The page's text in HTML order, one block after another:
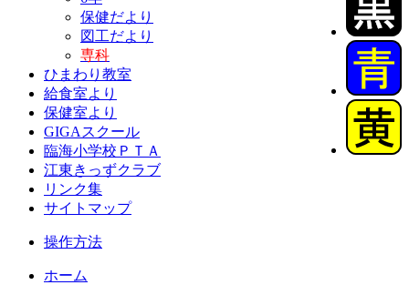
保健だより
図工だより
専科
ひまわり教室
給食室より
保健室より
GIGAスクール
臨海小学校ＰＴＡ
江東きっずクラブ
リンク集
サイトマップ
操作方法
ホーム